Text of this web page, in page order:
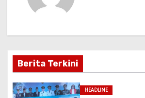
i
p
o
Berita Terkini
HEADLINE